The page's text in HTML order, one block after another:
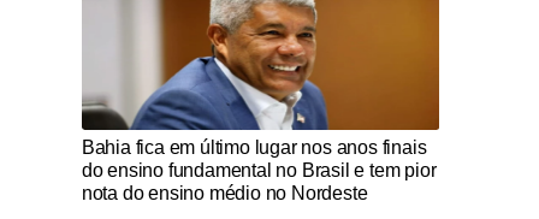
Notícias Católicas
Bahia fica em último lugar nos anos finais
do ensino fundamental no Brasil e tem pior
nota do ensino médio no Nordeste